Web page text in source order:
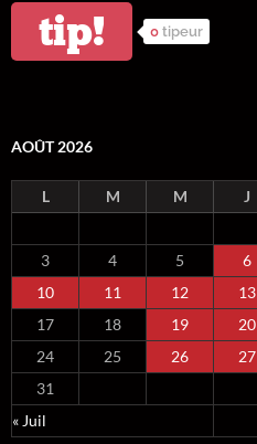
tip! 0 tipeur
AOÛT 2026
L M M J
3
4 5 6
10
11 12 13
17
18 19 20
24
25 26 27
31
« Juil